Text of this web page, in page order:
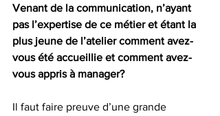
Venant de la communication, n’ayant
pas l’expertise de ce métier et étant la
plus jeune de l’atelier comment avez-
vous été accueillie et comment avez-
vous appris à manager?
Il faut faire preuve d’une grande